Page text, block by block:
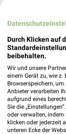
Thomas
Mo. den
Gültig von 03.
📅
Durch Klicken auf
beibehalten.
Wir und unsere
einem Gerät zu, wie z.
Browserspeichern,
Anbieter verarbeiten
aufgrund eines
Sie die
oder verwalten, indem
klicken oder jederzeit
unteren Ecke der